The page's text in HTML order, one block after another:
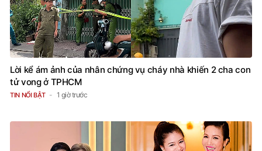
Lời kể ám ảnh của nhân chứng vụ cháy nhà khiến 2 cha con
tử vong ở TPHCM
TIN NỔI BẬT 1 giờ trước